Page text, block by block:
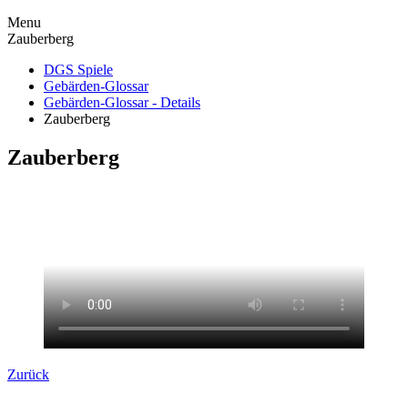
Menu
Zauberberg
DGS Spiele
Gebärden-Glossar
Gebärden-Glossar - Details
Zauberberg
Zauberberg
Zurück